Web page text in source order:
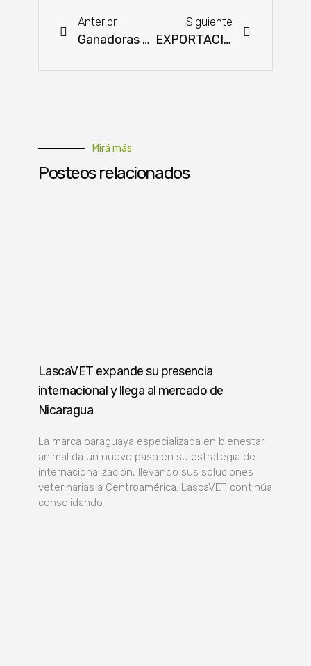
Anterior
Ganadoras que inspiran: mujeres que transforman hogares, sonrisas y vidas en todo el país
Siguiente
EXPORTACIÓN DE MAIZ: En cinco meses Paraguay envió al exterior 2.3 millones de Ton.
Mirá más
Posteos relacionados
LascaVET expande su presencia
internacional y llega al mercado de
Nicaragua
La marca paraguaya especializada en bienestar
animal da un nuevo paso en su estrategia de
internacionalización, llevando sus soluciones
veterinarias a Centroamérica. LascaVET continúa
consolidando